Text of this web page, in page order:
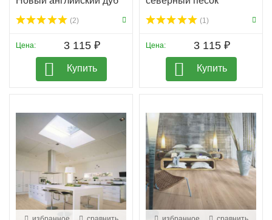
(2)
Цена: 3 115 ₽
Купить
(1)
Цена: 3 115 ₽
Купить